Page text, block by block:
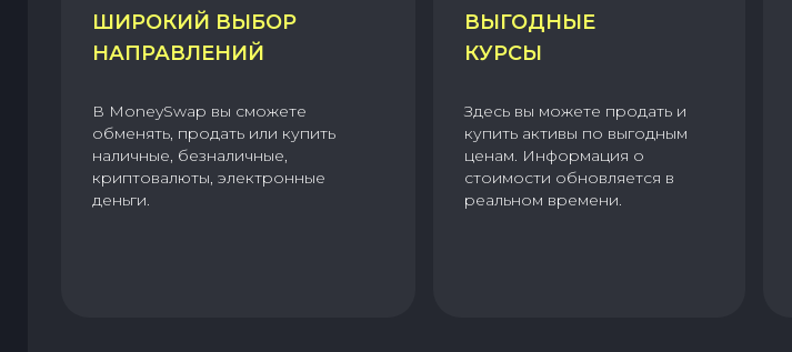
ШИРОКИЙ ВЫБОР
НАПРАВЛЕНИЙ
В MoneySwap вы сможете
обменять, продать или купить
наличные, безналичные,
криптовалюты, электронные
деньги.
ВЫГОДНЫЕ
КУРСЫ
Здесь вы можете продать и
купить активы по выгодным
ценам. Информация о
стоимости обновляется в
реальном времени.